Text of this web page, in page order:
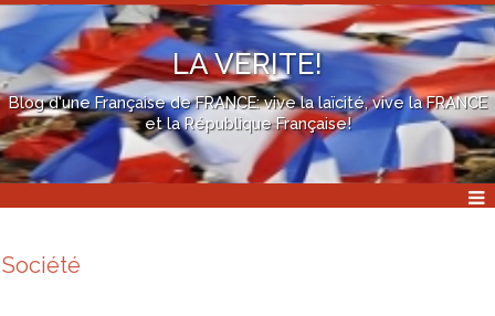
LA VERITE!
Blog d'une Française de FRANCE: vive la laïcité, vive la FRANCE
et la République Française!
Société